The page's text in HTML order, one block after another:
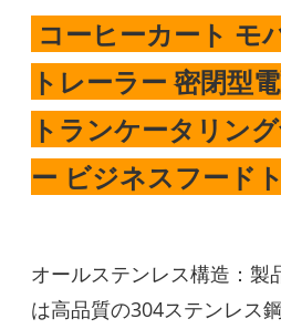
コーヒーカート モ
トレーラー 密閉型
トランケータリン
ー ビジネスフード
オールステンレス構造：製
は高品質の304ステンレス